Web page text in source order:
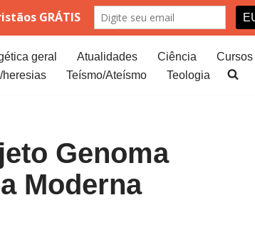
geral Atualidades Ciência Cursos
heresias
Teísmo/Ateísmo Teologia
Genoma
Moderna